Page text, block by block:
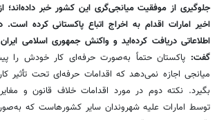
جلوگیری از موفقیت میانجی‌گری این کشور خبر داده‌اند؛
اخیر امارات اقدام به اخراج اتباع پاکستانی کرده
اطلاعاتی دریافت کرده‌اید و واکنش جمهوری اسلامی
گفت: پاکستان حتماً به‌صورت حرفه‌ای کار خودش را
میانجی اجازه نمی‌دهد که اقدامات حرفه‌ای تحت تأثیر
بگیرد. نکته دوم در مورد اقدامات خلاف قانون و
توسط امارات علیه شهروندان سایر کشورهاست که